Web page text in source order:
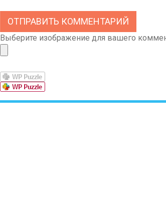
Выберите изображение для вашего